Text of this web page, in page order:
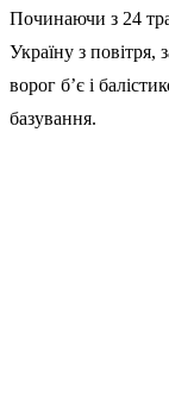
Починаючи з 24
Україну з повітря,
ворог б’є і
базування.